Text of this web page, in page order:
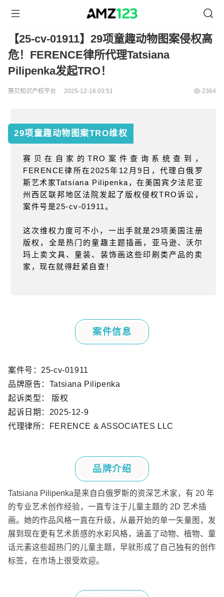
【25-cv-01911】29项童趣动物图案侵权高
危！FERENCE律所代理Tatsiana
Pilipenka发起TRO！
赛贝知识产权平台 2025-12-16 03:51 2364
29项童趣动物图案TRO维权
赛贝在自家的TRO 案件查询系统查到，
FERENCE律所在 2025年 12 月 9 日，代理白俄罗
斯艺术家Tatsiana Pilipenka ，在美国宾夕法尼亚
州西区联邦地区法院发起了版权侵权TRO诉讼，
案件号是25-cv-01911。
这次维权力度可不小，一出手就是29项美国注册
版权，全是热门的童趣主题插画，亚马逊、沃尔
玛上卖文具、童装、装饰画这些印刷类产品的卖
家，现在就得赶紧自查！
案件信息
案件号： 25-cv-01911
品牌原告： Tatsiana Pilipenka
起诉类型： 版权
起诉日期： 2025-12-9
代理律所：
FERENCE & ASSOCIATES LLC
品牌介绍
Tatsiana Pilipenka是来自白俄罗斯的资深艺术家，有 20 年
的专业艺术创作经验，一直专注于儿童主题的 2D 艺术插
画。她的作品风格一直在升级，从最开始的单一矢量图，发
展到现在更有艺术质感的水彩风格，涵盖了动物、植物、童
话元素这些超热门的儿童主题，早就形成了自己独有的创作
标签，在市场上很受欢迎。